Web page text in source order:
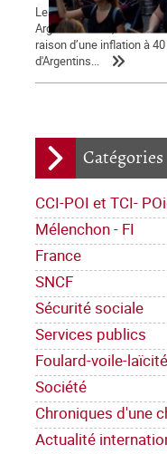
Catégories
CCI-POI et TCI-
Mélenchon - FI
France
SNCF
Sécurité sociale
Services publics
Foulard-voile-
Société
Chroniques d'une
Actualité
Les statistiques
Argentine mais, dans la
raison d’une inflation à
d'Argentins...